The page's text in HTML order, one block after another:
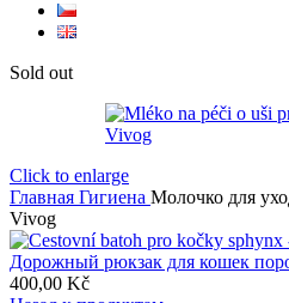
Sold out
Click to enlarge
Главная Гигиена Молочко для
Vivog
Дорожный рюкзак для кошек
400,00 Kč